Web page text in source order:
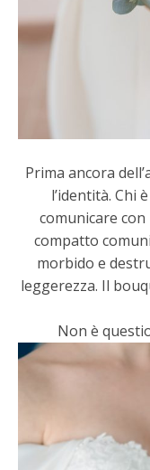
Prima ancora
l’identità. Chi
comunicare
compatto
morbido e
leggerezza. Il
Non è